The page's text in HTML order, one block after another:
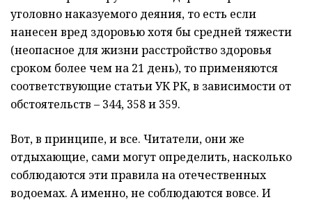
уголовно наказуемого деяния, то есть если
нанесен вред здоровью хотя бы средней тяжести
(неопасное для жизни расстройство здоровья
сроком более чем на 21 день), то применяются
соответствующие статьи УК РК, в зависимости от
обстоятельств – 344, 358 и 359.
Вот, в принципе, и все. Читатели, они же
отдыхающие, сами могут определить, насколько
соблюдаются эти правила на отечественных
водоемах. А именно, не соблюдаются вовсе. И